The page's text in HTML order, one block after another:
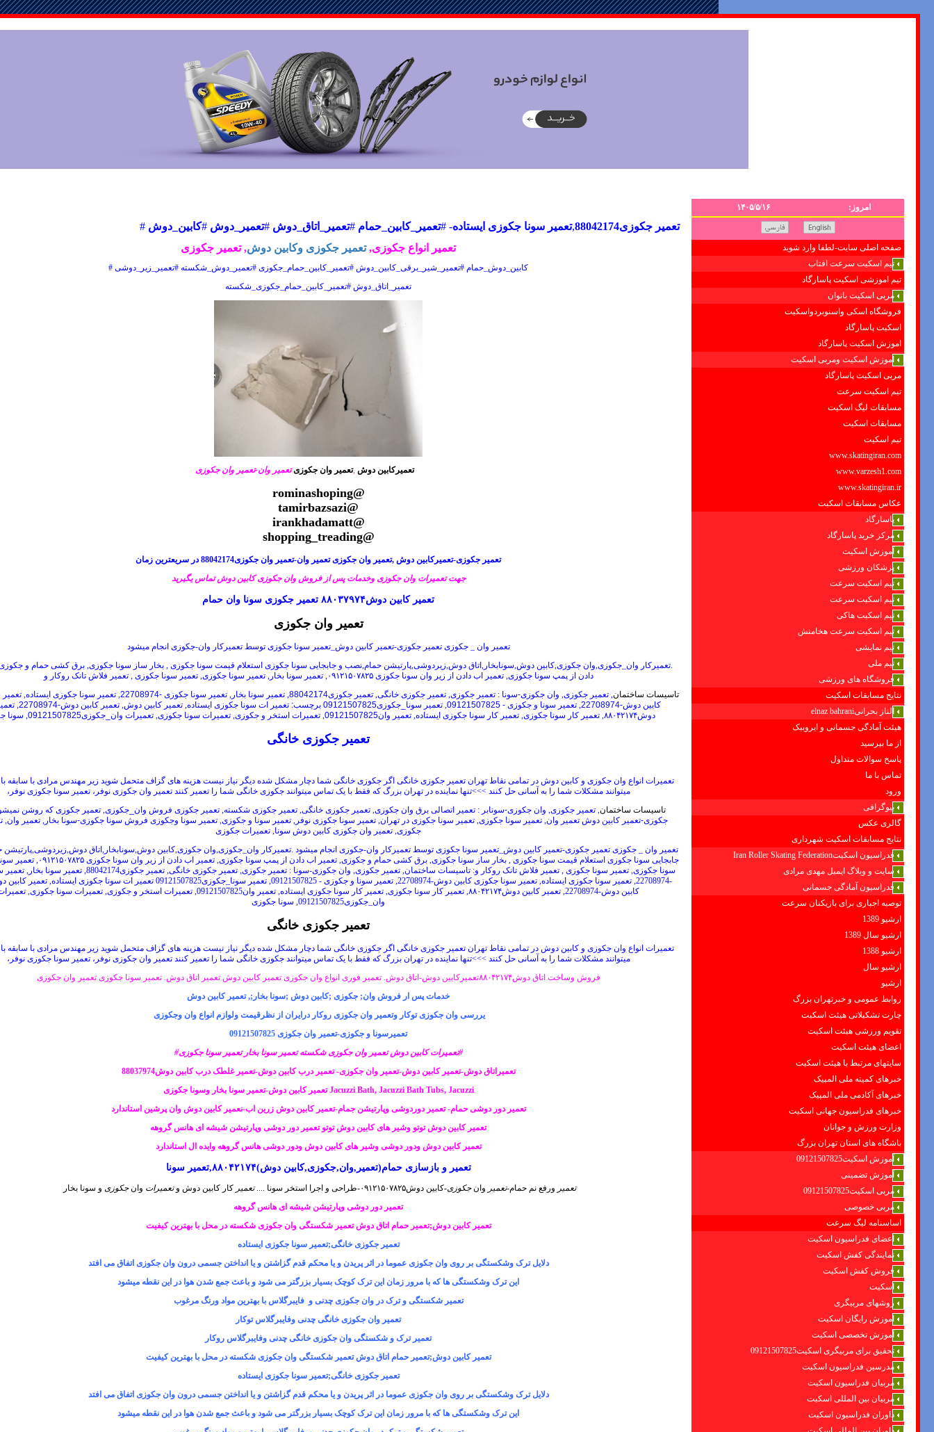
امروز: ۱۴۰۵/۵/۱۶
صفحه اصلی سایت-لطفا وارد شوید
تیم اسکیت سرعت افتاب
تیم اموزشی اسکیت پاسارگاد
مربی اسکیت بانوان
فروشگاه اسکی واسنوبردواسکیت
اسکیت پاسارگاد
اموزش اسکیت پاسارگاد
اموزش اسکیت ومربی اسکیت
مربی اسکیت پاسارگاد
تیم اسکیت سرعت
مسابقات لیگ اسکیت
مسابقات اسکیت
تیم اسکیت
www.skatingiran.com
www.varzesh1.com
www.skatingiran.ir
عکاس مسابقات اسکیت
پاسارگاد
مرکز خرید پاسارگاد
آموزش اسکیت
پزشکان ورزشی
تیم اسکیت سرعت
تیم اسکیت سرعت
تیم اسکیت هاکی
تیم اسکیت سرعت هخامنش
تیم نمایشی
تیم ملی
فروشگاه های ورزشی
نتایج مسابقات اسکیت
الناز بحرانیelnaz bahrani
هیئت آمادگی جسمانی و ایروبیک
از ما بپرسید
پاسخ سوالات متداول
تماس با ما
ورود
بیوگرافی
گالری عکس
نتایج مسابقات اسکیت شهرداری
فدراسیون اسکیتIran Roller Skating Federation
سایت و وبلاگ ایمیل مهدی مرادی
فدراسیون آمادگی جسمانی
توصیه اجباری برای بازیکنان سرعت
ارشیو 1389
ارشیو سال 1389
ارشیو 1388
ارشیو سال
ارشیو
روابط عمومی و خبرتهران بزرگ
چارت تشکیلاتی هیئت اسکیت
تقویم ورزشی هیئت اسکیت
اعضای هیئت اسکیت
سایتهای مرتبط با هیئت اسکیت
خبرهای کمیته ملی المپیک
خبرهای آکادمی ملی المپیک
خبرهای فدراسیون جهانی اسکیت
وزارت ورزش و جوانان
باشگاه های استان تهران بزرگ
آموزش اسکیت09121507825
آموزش تضمینی
مربی اسکیت09121507825
مربی خصوصی
اساسنامه لیگ سرعت
اعضای فدراسیون اسکیت
نمایندگی کفش اسکیت
فروش کفش اسکیت
اسکیت
روشهای مربیگری
اموزش رایگان اسکیت
آموزش تخصصی اسکیت
تحقیق برای مربیگری اسکیت09121507825
مدرسین فدراسیون اسکیت
مربیان فدراسیون اسکیت
مربیان بین المللی اسکیت
داوران فدراسیون اسکیت
تعمیر جکوزی88042174 ,تعمیر سونا جکوزی ایستاده- #تعمیر_کابین_حمام #تعمیر_اتاق_دوش #تعمیر_دوش #کابین_دوش #
تعمیر انواع جکوزی,تعمیر جکوزی وکابین دوش,تعمیر جکوزی
کابین_دوش_حمام #تعمیر_شیر_برقی_کابین_دوش #تعمیر_کابین_حمام_جکوزی #تعمیر_دوش_شکسته #تعمیر_زیر_دوشی #
تعمیر_اتاق_دوش #تعمیر_کابین_حمام_جکوزی_شکسته
تعمیرکابین دوش ,تعمیر وان جکوزی تعمیر وان-تعمیر وان جکوزی
@rominashoping
@tamirbazsazi
@irankhadamatt
@shopping_treading
تعمیر جکوزی-تعمیرکابین دوش ,تعمیر وان جکوزی تعمیر وان-تعمیر وان جکوزی88042174 در سریعترین زمان
جهت تعمیرات وان جکوزی وخدمات پس از فروش وان جکوزی کابین دوش تماس یگیرید
تعمیر کابین دوش۸۸۰۳۷۹۷۴ تعمیر جکوزی سونا وان حمام
تعمیر وان جکوزی
تعمیر وان _ جکوزی تعمیر جکوزی-تعمیر کابین دوش_تعمیر سونا جکوزی توسط تعمیرکار وان-جکوزی انجام میشود
.تعمیرکار وان_جکوزی,وان جکوزی,کابین دوش,سونابخار,اتاق دوش,زیردوشی,پارتیشن حمام,نصب و جابجایی سونا جکوزی استعلام قیمت سونا جکوزی , بخار ساز سونا جکوزی, برق کشی حمام و
دادن از پمپ سونا جکوزی, تعمیر اب دادن از زیر وان سونا جکوزی۰۹۱۲۱۵۰۷۸۲۵,تعمیر سونا بخار, تعمیر سونا جکوزی, تعمیر سونا جکوزی , تعمیر فلاش تانک روکار و
تاسیسات ساختمان,تعمیر جکوزی, وان جکوزی-سونا :تعمیر جکوزی,تعمیر جکوزی خانگی,تعمیر جکوزی88042174 ,تعمیر سونا بخار,تعمیر سونا جکوزی -22708974 ,تعمیر سونا جکوزی ایستاده,
کابین دوش-22708974
, تعمیر سونا و جکوزی - 09121507825 , تعمیر سونا_جکوزی09121507825 برچسب: تعمیر ات سونا جکوزی ایستاده , تعمیر کابین دوش, تعمیر کابین دوش-22708974 ,
دوش۸۸۰۴۲۱۷۴, تعمیر کار سونا جکوزی, تعمیر کار سونا جکوزی ایستاده, تعمیر وان09121507825 , تعمیرات استخر و جکوزی, تعمیرات سونا جکوزی, تعمیرات وان_جکوزی09121507825 , سونا
تعمیر جکوزی خانگی
میتوانند مشکلات شما را به آسانی حل کنند>>>تنها نماینده در تهران بزرگ که فقط با یک تماس میتوانند جکوزی خانگی شما را تعمیر کنند تعمیر وان جکوزی نوفر، تعمیر سونا جکوزی نوفر،
تاسیسات ساختمان,تعمیر جکوزی, وان جکوزی-سونابر:تعمیر اتصالی برق وان جکوزی,تعمیر جکوزی خانگی,تعمیر جکوزی شکسته,تعمیر جکوزی فروش وان_جکوزی,تعمیر جکوزی که روشن
جکوزی-تعمیر کابین دوش تعمیر وان,تعمیر سونا جکوزی,تعمیر سونا جکوزی در تهران,تعمیر سونا جکوزی نوفر,تعمیر سونا و جکوزی,تعمیر سونا وجکوزی فروش سونا جکوزی-سونا بخار,تعمیر وان,
جکوزی, تعمیر وان جکوزی کابین دوش سونا, تعمیرات جکوزی
تعمیر وان _ جکوزی تعمیر جکوزی-تعمیر کابین دوش_تعمیر سونا جکوزی توسط تعمیرکار وان-جکوزی انجام میشود .تعمیرکار وان_جکوزی,وان جکوزی,کابین دوش,سونابخار,اتاق
جابجایی سونا جکوزی استعلام قیمت سونا جکوزی , بخار ساز سونا جکوزی, برق کشی حمام و جکوزی, تعمیر اب دادن از پمپ سونا جکوزی, تعمیر اب دادن از زیر وان سونا جکوزی ۰۹۱۲۱۵۰۷۸۲۵, تعمیر
سونا جکوزی, تعمیر سونا جکوزی , تعمیر فلاش تانک روکار و: تاسیسات ساختمان, تعمیر جکوزی, وان جکوزی-سونا : تعمیر جکوزی, تعمیر جکوزی خانگی, تعمیر جکوزی88042174 , تعمیر سونا بخار , تعمیر
-22708974
,تعمیر سونا جکوزی ایستاده,تعمیر سونا جکوزی کابین دوش-22708974 ,تعمیر سونا و جکوزی - 09121507825 ,تعمیر سونا_جکوزی09121507825 تعمیر ات سونا جکوزی ایستاده ,تعمیر کابین
کابین دوش-22708974
, تعمیر کابین دوش۸۸۰۴۲۱۷۴, تعمیر کار سونا جکوزی, تعمیر کار سونا جکوزی ایستاده, تعمیر وان09121507825 , تعمیرات استخر و جکوزی, تعمیرات سونا جکوزی,
وان_جکوزی09121507825
, سونا جکوزی
تعمیر جکوزی خانگی
میتوانند مشکلات شما را به آسانی حل کنند>>>تنها نماینده در تهران بزرگ که فقط با یک تماس میتوانند جکوزی خانگی شما را تعمیر کنند تعمیر وان جکوزی نوفر، تعمیر سونا جکوزی نوفر،
فروش وساخت اتاق دوش۸۸۰۴۲۱۷۴تعمیرکابین دوش-اتاق دوش. تعمیر فوری انواع وان جکوزی تعمیر کابین دوش تعمیر اتاق دوش. تعمیر سونا جکوزی تعمیر وان جکوزی
خدمات پس ار فروش وان; جکوزی ;کابین دوش ;سونا بخار;, تعمیر کابین دوش
یررسی وان جکوزی توکار وتعمیر وان جکوزی روکار درایران از نظرقیمت ولوازم انواع وان وجکوزی
تعمیرسونا و جکوزی-تعمیر وان جکوزی 09121507825
#تعمیرات کابین دوش تعمیر وان جکوزی شکسته تعمیر سونا بخار تعمیر سونا جکوزی#
تعمیراتاق دوش-تعمیر کابین دوش-تعمیر وان جکوزی- تعمیر درب کابین دوش-تعمیر غلطک درب کابین دوش88037974
Jacuzzi Bath, Jacuzzi Bath Tubs, Jacuzzi تعمیر کابین دوش-تعمیر سونا بخار وسونا جکوزی
تعمیر دور دوشی حمام- تعمیر دوردوشی وپارتیشن جمام-تعمیر کابین دوش زرین اب-نعمیر کابین دوش وان پرشین استاندارد
تعمیر کابین دوش توتو وشیر های کابین دوش توتو تعمیر دور دوشی وپارتیشن شیشه ای هانس گروهه
تعمیر کابین دوش ودور دوشی وشیر های کابین دوش ودور دوشی هانس گروهه وایده ال استاندارد
تعمیر و بازسازی حمام(تعمیر,وان,جکوزی,کابین دوش)۸۸۰۴۲۱۷۴,تعمیر سونا
تعمیر ورفع نم حمام-تعمیر وانجکوزی-کابین دوش۰۹۱۲۱۵۰۷۸۲۵-طراحی و اجرا استخر سونا .... تعمیر کار کابین دوش وتعمیرات وانجکوزی و سونا بخار
تعمیر دور دوشی وپارتیشن شیشه ای هانس گروهه
تعمیر کابین دوش;تعمیر حمام اتاق دوش تعمیر شکستگی وان جکوزی شکسته در محل با بهترین کیفیت
تعمیر جکوزی خانگی;تعمیر سونا جکوزی ایستاده
دلایل ترک وشکستگی بر روی وان جکوزی عموما در اثر پریدن و یا محکم قدم گزاشتن و یا انداختن جسمی درون وان جکوزی اتفاق می افتد
این ترک وشکستگی ها که با مرور زمان این ترک کوچک بسیار بزرگتر می شود و باعث جمع شدن هوا در این نقطه میشود
تعمیر شکستگی و ترک در وان جکوزی چدنی و فایبرگلاس با بهترین مواد ورنگ مرغوب
تعمیر وان جکوزی خانگی چدنی وفایبرگلاس توکار
تعمیر ترک و شکستگی وان جکوزی خانگی چدنی وفایبرگلاس روکار
تعمیر کابین دوش;تعمیر حمام اتاق دوش تعمیر شکستگی وان جکوزی شکسته در محل با بهترین کیفیت
تعمیر جکوزی خانگی;تعمیر سونا جکوزی ایستاده
دلایل ترک وشکستگی بر روی وان جکوزی عموما در اثر پریدن و یا محکم قدم گزاشتن و یا انداختن جسمی درون وان جکوزی اتفاق می افتد
این ترک وشکستگی ها که با مرور زمان این ترک کوچک بسیار بزرگتر می شود و باعث جمع شدن هوا در این نقطه میشود